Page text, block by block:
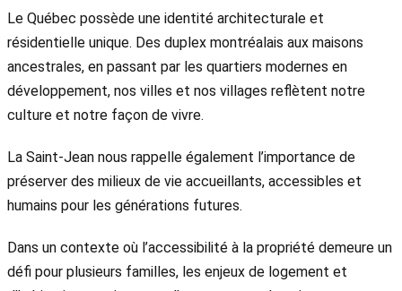
Le Québec possède une identité architecturale et
résidentielle unique. Des duplex montréalais aux maisons
ancestrales, en passant par les quartiers modernes en
développement, nos villes et nos villages reflètent notre
culture et notre façon de vivre.
La Saint-Jean nous rappelle également l’importance de
préserver des milieux de vie accueillants, accessibles et
humains pour les générations futures.
Dans un contexte où l’accessibilité à la propriété demeure un
défi pour plusieurs familles, les enjeux de logement et